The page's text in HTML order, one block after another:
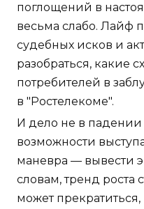
поглощений в
весьма слабо. Лайф
судебных исков и
разобраться, какие
потребителей в
в "Ростелекоме".
И дело не в падении
возможности
маневра — вывести
словам, тренд роста
может